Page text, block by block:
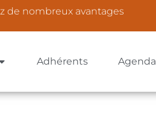
de nombreux avantages
Adhérents Agenda